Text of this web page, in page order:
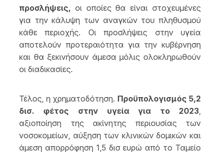
προσλήψεις, οι οποίες θα είναι στοχευμένες
για την κάλυψη των αναγκών του πληθυσμού
κάθε περιοχής. Οι προσλήψεις στην υγεία
αποτελούν προτεραιότητα για την κυβέρνηση
και θα ξεκινήσουν άμεσα μόλις ολοκληρωθούν
οι διαδικασίες.
Τέλος, η χρηματοδότηση. Προϋπολογισμός 5,2
δισ. φέτος στην υγεία για το 2023
αξιοποίηση της ακίνητης περιουσίας των
νοσοκομείων, αύξηση των κλινικών δομικών και
άμεση απορρόφηση 1,5 δισ ευρώ από το Ταμείο